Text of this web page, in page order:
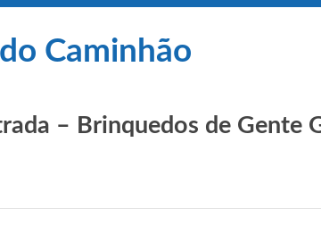
Caminhão
– Brinquedos de Gente